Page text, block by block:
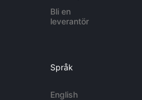
Bli en
leverantör
Språk
English